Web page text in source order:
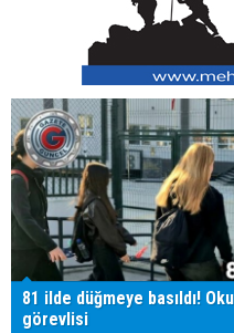
81 ilde düğmeye basıldı!
görevlisi